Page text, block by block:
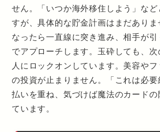
せん。「いつか海外移住しよう」など
すが、具体的な貯金計画はまだあり
なったら一直線に突き進み、相手が
でアプローチします。玉砕しても、
人にロックオンしています。美容や
の投資が止まりません。「これは必
払いを重ね、気づけば魔法のカードの
ています。